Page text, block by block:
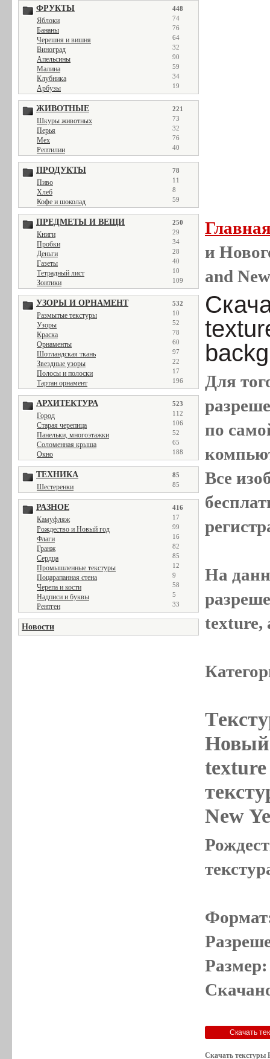
ФРУКТЫ 448
Яблоки 74
Бананы 76
Черешня и вишня 64
Виноград 32
Апельсины 90
Малина 59
Клубника 34
Арбузы 19
ЖИВОТНЫЕ 221
Шкуры животных 73
Перья 32
Мех 76
Рептилии 40
ПРОДУКТЫ 78
Пиво 11
Хлеб 8
Кофе и шоколад 59
ПРЕДМЕТЫ И ВЕЩИ 250
Книги 29
Пробки 34
Деньги 28
Газеты 40
Тетрадный лист 10
Зонтики 109
УЗОРЫ И ОРНАМЕНТ 532
Размытые текстуры 10
Узоры 52
Краска 78
Орнаменты 60
Шотландская ткань 97
Звездные узоры 22
Полосы и полоски 17
Тартан орнамент 196
АРХИТЕКТУРА 523
Город 112
Старая черепица 106
Панельки, многоэтажки 52
Соломенная крыша 65
Окно 188
ТЕХНИКА 85
Шестеренки 85
РАЗНОЕ 416
Камуфляж 17
Рождество и Новый год 99
Флаги 16
Гранж 82
Сердца 85
Промышленные текстуры 12
Поцарапанная стена 9
Черепа и кости 58
Надписи и буквы 5
Рентген 33
Новости
и
and
Для
по
Все
На
texture,
Новый
New
Скачать текстуры